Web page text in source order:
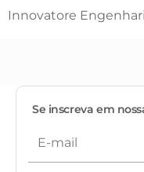
Innovatore
Se inscreva em